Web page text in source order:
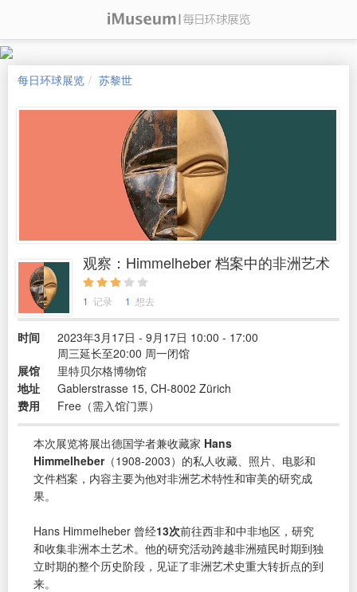
每日环球展览 苏黎世
观察：Himmelheber 档案中的非洲艺术
1 记录 1 想去
时间
2023年3月17日 - 9月17日 10:00 - 17:00
周三延长至20:00 周一闭馆
展馆
里特贝尔格博物馆
地址
Gablerstrasse 15, CH-8002 Zürich
费用
Free（需入馆门票）
本次展览将展出德国学者兼收藏家 Hans
Himmelheber（1908-2003）的私人收藏、照片、电影和
文件档案，内容主要为他对非洲艺术特性和审美的研究成
果。
Hans Himmelheber 曾经13次前往西非和中非地区，研究
和收集非洲本土艺术。他的研究活动跨越非洲殖民时期到独
立时期的整个历史阶段，见证了非洲艺术史重大转折点的到
来。